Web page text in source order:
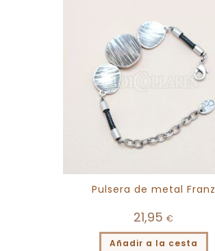
Pulsera de metal Franz
21,95 €
Añadir a la cesta